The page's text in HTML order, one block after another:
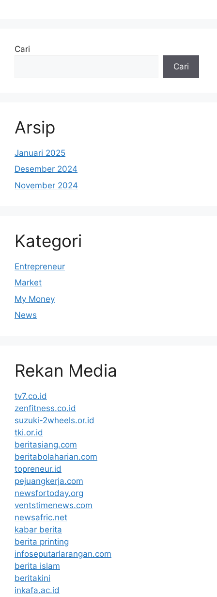
Cari
Cari
Arsip
Januari 2025
Desember 2024
November 2024
Kategori
Entrepreneur
Market
My Money
News
Rekan Media
tv7.co.id
zenfitness.co.id
suzuki-2wheels.or.id
tki.or.id
beritasiang.com
beritabolaharian.com
topreneur.id
pejuangkerja.com
newsfortoday.org
ventstimenews.com
newsafric.net
kabar berita
berita printing
infoseputarlarangan.com
berita islam
beritakini
inkafa.ac.id